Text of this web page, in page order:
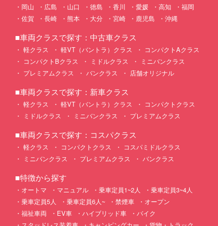
岡山
広島 山口 徳島 香川 愛媛 高知
福岡
佐賀
長崎 熊本 大分 宮崎 鹿児島 沖縄
■車両クラスで探す：中古車クラス
軽クラス 軽VT（バントラ）クラス
コンパクトAクラス
コンパクトBクラス
ミドルクラス
ミニバンクラス
プレミアムクラス
バンクラス 店舗オリジナル
■車両クラスで探す：新車クラス
軽クラス 軽VT（バントラ）クラス
コンパクトクラス
ミドルクラス
ミニバンクラス プレミアムクラス
■車両クラスで探す：コスパクラス
軽クラス コンパクトクラス
コスパミドルクラス
ミニバンクラス
プレミアムクラス バンクラス
■特徴から探す
オートマ マニュアル 乗車定員1~2人
乗車定員3~4人
乗車定員5人
乗車定員6人~ 禁煙車
オープン
福祉車両
EV車 ハイブリッド車
バイク